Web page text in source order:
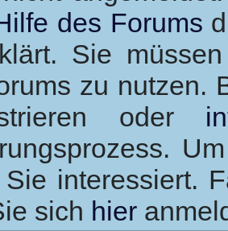
des Forums
Sie
zu nutzen.
oder
interessiert.
sich hier